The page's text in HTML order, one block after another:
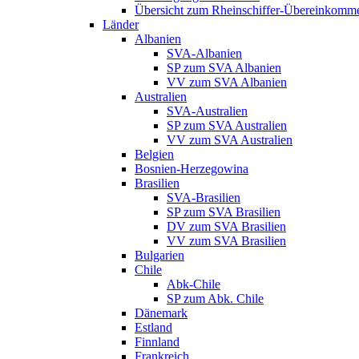
Übersicht zum Rheinschiffer-
Länder
Albanien
SVA-Albanien
SP zum SVA Albanien
VV zum SVA Albanien
Australien
SVA-Australien
SP zum SVA Australien
VV zum SVA Australien
Belgien
Bosnien-Herzegowina
Brasilien
SVA-Brasilien
SP zum SVA Brasilien
DV zum SVA Brasilien
VV zum SVA Brasilien
Bulgarien
Chile
Abk-Chile
SP zum Abk. Chile
Dänemark
Estland
Finnland
Frankreich